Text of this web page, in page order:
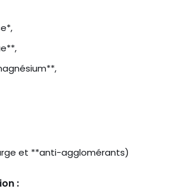
et **anti-agglomérants)
: